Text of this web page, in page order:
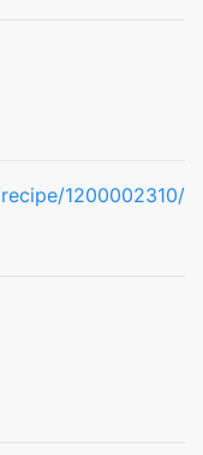
1200002310/